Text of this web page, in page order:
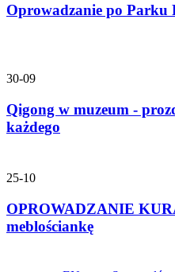
Oprowadzanie po
30-09
Qigong w muzeum -
każdego
25-10
OPROWADZANIE
meblościankę